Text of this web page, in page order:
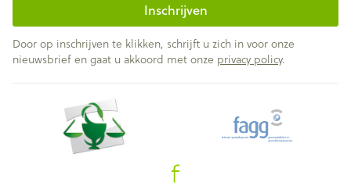
Inschrijven
Door op inschrijven te klikken, schrijft u zich in voor onze
nieuwsbrief en gaat u akkoord met onze privacy policy.